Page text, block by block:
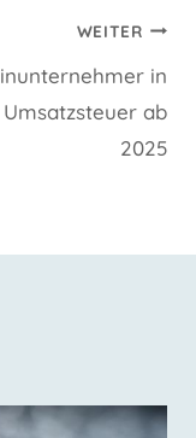
WEITER
in
ab
2025